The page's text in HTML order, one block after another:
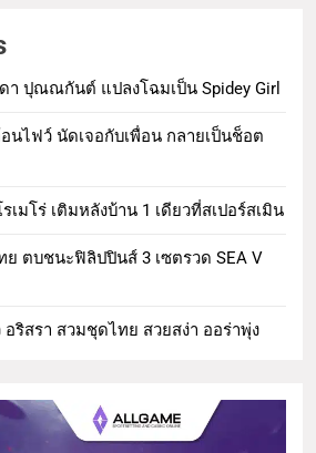
ปุณณกันต์ แปลงโฉมเป็น Spidey Girl
นไฟว์ นัดเจอกับเพื่อน กลายเป็นช็อต
เมโร่ เติมหลังบ้าน 1 เดียวที่สเปอร์สเมิน
ย ตบชนะฟิลิปปินส์ 3 เซตรวด SEA V
ริสรา สวมชุดไทย สวยสง่า ออร่าพุ่ง